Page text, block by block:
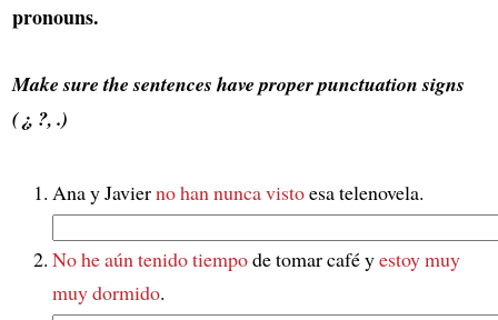
pronouns.
Make sure the sentences have proper punctuation signs
(¿, ?, .)
Ana y Javierno han nunca vistoesa telenovela.
No he aún tenido tiempode tomar café yestoy muy
muy dormido.